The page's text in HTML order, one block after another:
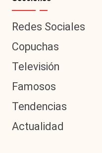
Redes Sociales
Copuchas
Televisión
Famosos
Tendencias
Actualidad